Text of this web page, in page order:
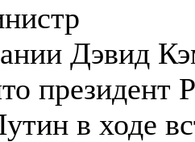
Дэвид
президент
в ходе